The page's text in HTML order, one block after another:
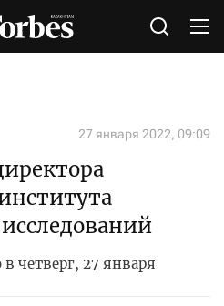
27 января 2022, 09:09
четверг, 27 января